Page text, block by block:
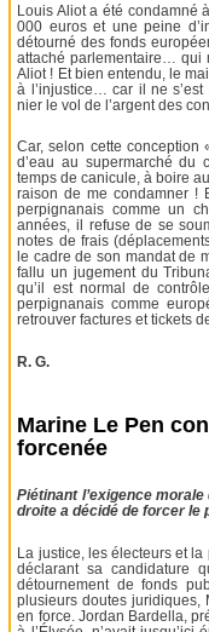
Louis Aliot a été condamné
000 euros et une peine
détourné des fonds
attaché parlementaire… qui
Aliot ! Et bien entendu, le
à l’injustice… car il ne
nier le vol de l’argent des
Car, selon cette conception
d’eau au supermarché du
temps de canicule, à boire
raison de me condamner !
perpignanais comme un
années, il refuse de se
notes de frais
le cadre de son mandat de
fallu un jugement du
qu’il est normal de
perpignanais comme
retrouver factures et tickets
R. G.
Marine Le Pen
forcenée
Piétinant l’exigence
droite a décidé de forcer le
La justice, les électeurs et la
déclarant sa candidature
détournement de fonds
plusieurs doutes juridiques,
en force. Jordan Bardella,